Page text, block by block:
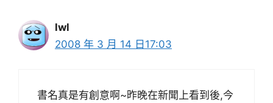
lwl
2008 年 3 月 14 日17:03
書名真是有創意啊~昨晚在新聞上看到後,今